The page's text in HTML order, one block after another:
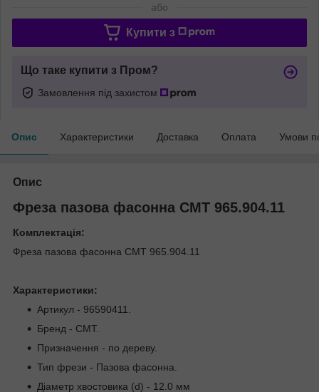
або
Купити з
Що таке купити з Пром?
Замовлення під захистом
Опис Характеристики Доставка Оплата Умови
Опис
Фреза пазова фасонна СМТ 965.904.11
Комплектація:
Фреза пазова фасонна СМТ 965.904.11
Характеристики:
Артикул - 96590411.
Бренд - CMT.
Призначення - по дереву.
Тип фрези - Пазова фасонна.
Діаметр хвостовика (d) - 12.0 мм